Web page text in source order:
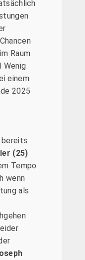
Raum
Wenig
einem
2025
bereits
(25)
Tempo
wenn
als